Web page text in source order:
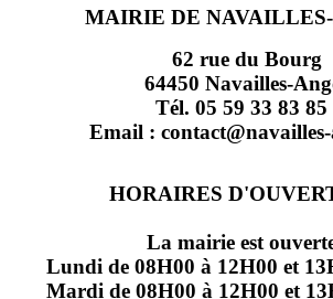
MAIRIE DE
62 rue du Bourg
64450 Navailles-
Tél. 05 59 33 83 85
Email :
HORAIRES
La mairie est
Lundi de 08H00 à 12H00 et
Mardi de 08H00 à 12H00 et